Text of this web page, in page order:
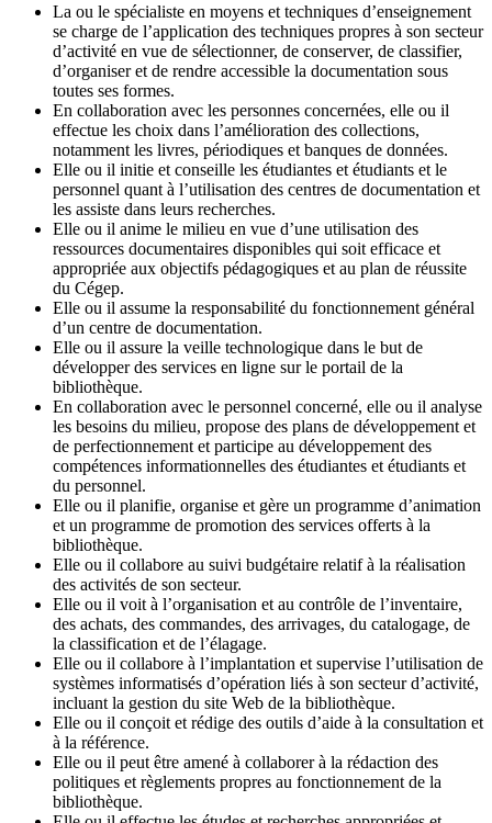
La ou le spécialiste en moyens et techniques d’enseignement
se charge de l’application des techniques propres à son secteur
d’activité en vue de sélectionner, de conserver, de classifier,
d’organiser et de rendre accessible la documentation sous
toutes ses formes.
En collaboration avec les personnes concernées, elle ou il
effectue les choix dans l’amélioration des collections,
notamment les livres, périodiques et banques de données.
Elle ou il initie et conseille les étudiantes et étudiants et le
personnel quant à l’utilisation des centres de documentation et
les assiste dans leurs recherches.
Elle ou il anime le milieu en vue d’une utilisation des
ressources documentaires disponibles qui soit efficace et
appropriée aux objectifs pédagogiques et au plan de réussite
du Cégep.
Elle ou il assume la responsabilité du fonctionnement général
d’un centre de documentation.
Elle ou il assure la veille technologique dans le but de
développer des services en ligne sur le portail de la
bibliothèque.
En collaboration avec le personnel concerné, elle ou il analyse
les besoins du milieu, propose des plans de développement et
de perfectionnement et participe au développement des
compétences informationnelles des étudiantes et étudiants et
du personnel.
Elle ou il planifie, organise et gère un programme d’animation
et un programme de promotion des services offerts à la
bibliothèque.
Elle ou il collabore au suivi budgétaire relatif à la réalisation
des activités de son secteur.
Elle ou il voit à l’organisation et au contrôle de l’inventaire,
des achats, des commandes, des arrivages, du catalogage, de
la classification et de l’élagage.
Elle ou il collabore à l’implantation et supervise l’utilisation de
systèmes informatisés d’opération liés à son secteur d’activité,
incluant la gestion du site Web de la bibliothèque.
Elle ou il conçoit et rédige des outils d’aide à la consultation et
à la référence.
Elle ou il peut être amené à collaborer à la rédaction des
politiques et règlements propres au fonctionnement de la
bibliothèque.